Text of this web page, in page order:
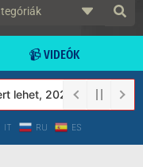
📹 VIDEÓK
tól a Védett
IT RU ES